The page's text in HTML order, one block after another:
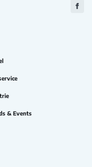
Zu
& Events